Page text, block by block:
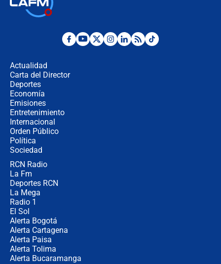
¿Por qué De la Espriella gobernará
Actualidad
Carta del Director
Deportes
Economía
Emisiones
Entretenimiento
Internacional
Orden Público
Política
Sociedad
RCN Radio
La Fm
Deportes RCN
La Mega
Radio 1
El Sol
Alerta Bogotá
Alerta Cartagena
Alerta Paisa
Alerta Tolima
Alerta Bucaramanga